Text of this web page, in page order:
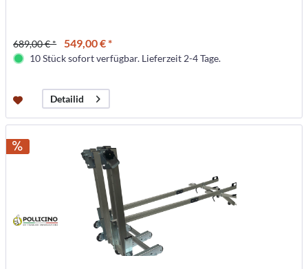
689,00 € * 549,00 € *
10 Stück sofort verfügbar. Lieferzeit 2-4 Tage.
Detailid